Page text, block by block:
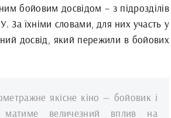
бойовим досвідом – з підрозділів
За їхніми словами, для них участь у
досвід, який пережили в бойових
якісне кіно — бойовик і
величезний вплив на